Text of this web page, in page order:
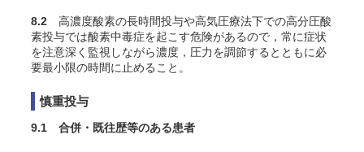
8.2 高濃度酸素の長時間投与や高気圧療法下での高分圧酸
素投与では酸素中毒症を起こす危険があるので，常に症状
を注意深く監視しながら濃度，圧力を調節するとともに必
要最小限の時間に止めること。
慎重投与
9.1 合併・既往歴等のある患者